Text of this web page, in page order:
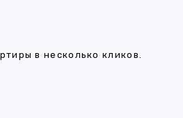
в несколько кликов.